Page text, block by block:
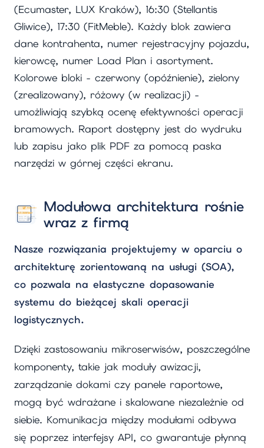
(Ecumaster, LUX Kraków), 16:30 (Stellantis
Gliwice), 17:30 (FitMeble). Każdy blok zawiera
dane kontrahenta, numer rejestracyjny pojazdu,
kierowcę, numer Load Plan i asortyment.
Kolorowe bloki - czerwony (opóźnienie), zielony
(zrealizowany), różowy (w realizacji) -
umożliwiają szybką ocenę efektywności operacji
bramowych. Raport dostępny jest do wydruku
lub zapisu jako plik PDF za pomocą paska
narzędzi w górnej części ekranu.
Modułowa architektura rośnie
wraz z firmą
Nasze rozwiązania projektujemy w oparciu o
architekturę zorientowaną na usługi (SOA),
co pozwala na elastyczne dopasowanie
systemu do bieżącej skali operacji
logistycznych.
Dzięki zastosowaniu mikroserwisów, poszczególne
komponenty, takie jak moduły awizacji,
zarządzanie dokami czy panele raportowe,
mogą być wdrażane i skalowane niezależnie od
siebie. Komunikacja między modułami odbywa
się poprzez interfejsy API, co gwarantuje płynną